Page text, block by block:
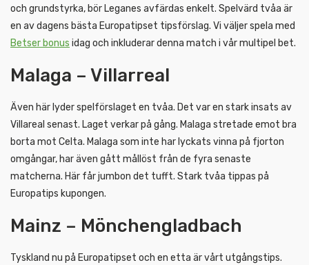
och grundstyrka, bör Leganes avfärdas enkelt. Spelvärd tvåa är
en av dagens bästa Europatipset tipsförslag. Vi väljer spela med
Betser bonus idag och inkluderar denna match i vår multipel bet.
Malaga – Villarreal
Även här lyder spelförslaget en tvåa. Det var en stark insats av
Villareal senast. Laget verkar på gång. Malaga stretade emot bra
borta mot Celta. Malaga som inte har lyckats vinna på fjorton
omgångar, har även gått mållöst från de fyra senaste
matcherna. Här får jumbon det tufft. Stark tvåa tippas på
Europatips kupongen.
Mainz – Mönchengladbach
Tyskland nu på Europatipset och en etta är vårt utgångstips.